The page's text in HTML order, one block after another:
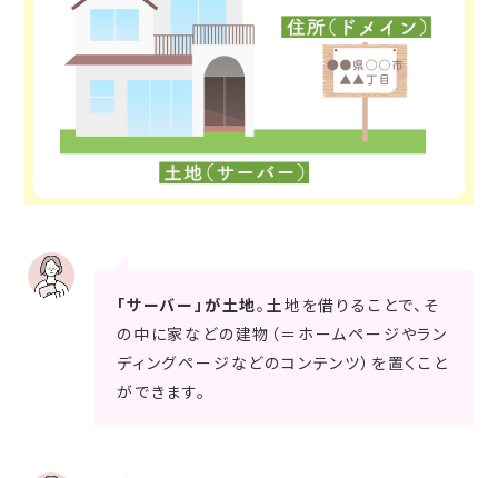
「サーバー」が土地。土地を借りることで、そ
の中に家などの建物（＝ホームページやラン
ディングページなどのコンテンツ）を置くこと
ができます。